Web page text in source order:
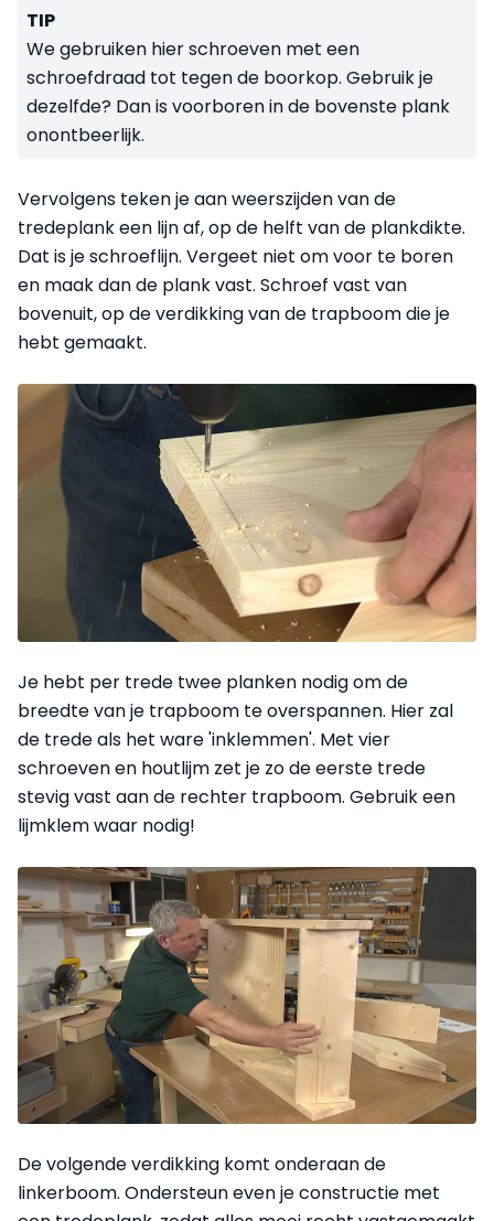
TIP
We gebruiken hier schroeven met een
schroefdraad tot tegen de boorkop. Gebruik je
dezelfde? Dan is voorboren in de bovenste plank
onontbeerlijk.
Vervolgens teken je aan weerszijden van de
tredeplank een lijn af, op de helft van de plankdikte.
Dat is je schroeflijn. Vergeet niet om voor te boren
en maak dan de plank vast. Schroef vast van
bovenuit, op de verdikking van de trapboom die je
hebt gemaakt.
Je hebt per trede twee planken nodig om de
breedte van je trapboom te overspannen. Hier zal
de trede als het ware 'inklemmen'. Met vier
schroeven en houtlijm zet je zo de eerste trede
stevig vast aan de rechter trapboom. Gebruik een
lijmklem waar nodig!
De volgende verdikking komt onderaan de
linkerboom. Ondersteun even je constructie met